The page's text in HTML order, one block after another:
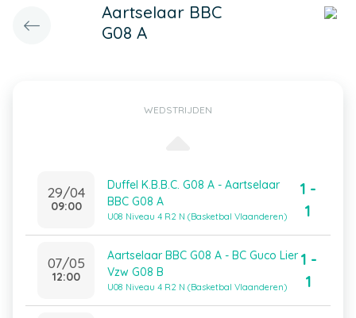
Aartselaar BBC
G08 A
WEDSTRIJDEN
29/04
09:00
Duffel K.B.B.C. G08 A - Aartselaar
BBC G08 A
U08 Niveau 4 R2 N (Basketbal Vlaanderen)
1 -
1
07/05
12:00
Aartselaar BBC G08 A - BC Guco Lier
Vzw G08 B
U08 Niveau 4 R2 N (Basketbal Vlaanderen)
1 -
1